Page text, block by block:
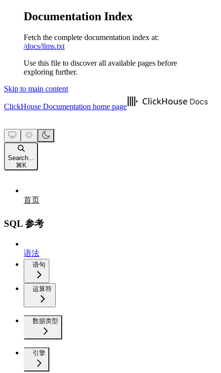
Documentation Index
Fetch the complete documentation index at:
/docs/llms.txt
Use this file to discover all available pages before
exploring further.
Skip to main content
ClickHouse Documentation home page
Search...
⌘ K
首页
SQL 参考
语法
语句
运算符
数据类型
引擎